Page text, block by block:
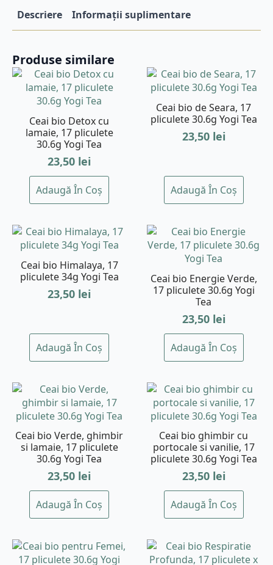
Descriere Informații suplimentare
Produse similare
Ceai bio Detox cu
lamaie, 17 pliculete
30.6g Yogi Tea
23,50 lei
Adaugă În Coș
Ceai bio de Seara, 17
pliculete 30.6g Yogi Tea
23,50 lei
Adaugă În Coș
Ceai bio Himalaya, 17
pliculete 34g Yogi Tea
23,50 lei
Adaugă În Coș
Ceai bio Energie Verde,
17 pliculete 30.6g Yogi
Tea
23,50 lei
Adaugă În Coș
Ceai bio Verde, ghimbir
si lamaie, 17 pliculete
30.6g Yogi Tea
23,50 lei
Adaugă În Coș
Ceai bio ghimbir cu
portocale si vanilie, 17
pliculete 30.6g Yogi Tea
23,50 lei
Adaugă În Coș